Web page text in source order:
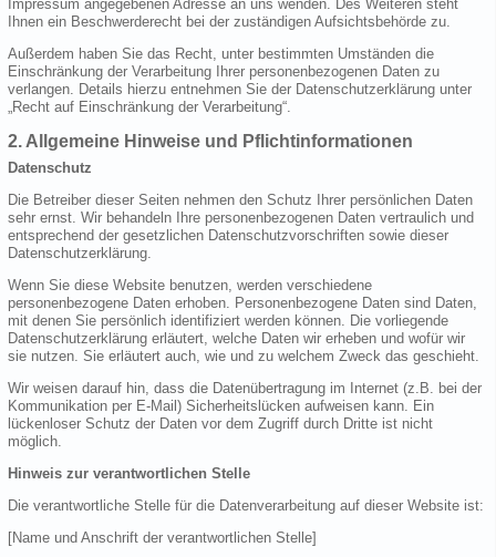
Impressum angegebenen Adresse an uns wenden. Des Weiteren steht
Ihnen ein Beschwerderecht bei der zuständigen Aufsichtsbehörde zu.
Außerdem haben Sie das Recht, unter bestimmten Umständen die
Einschränkung der Verarbeitung Ihrer personenbezogenen Daten zu
verlangen. Details hierzu entnehmen Sie der Datenschutzerklärung unter
„Recht auf Einschränkung der Verarbeitung“.
2. Allgemeine Hinweise und Pflichtinformationen
Datenschutz
Die Betreiber dieser Seiten nehmen den Schutz Ihrer persönlichen Daten
sehr ernst. Wir behandeln Ihre personenbezogenen Daten vertraulich und
entsprechend der gesetzlichen Datenschutzvorschriften sowie dieser
Datenschutzerklärung.
Wenn Sie diese Website benutzen, werden verschiedene
personenbezogene Daten erhoben. Personenbezogene Daten sind Daten,
mit denen Sie persönlich identifiziert werden können. Die vorliegende
Datenschutzerklärung erläutert, welche Daten wir erheben und wofür wir
sie nutzen. Sie erläutert auch, wie und zu welchem Zweck das geschieht.
Wir weisen darauf hin, dass die Datenübertragung im Internet (z.B. bei der
Kommunikation per E-Mail) Sicherheitslücken aufweisen kann. Ein
lückenloser Schutz der Daten vor dem Zugriff durch Dritte ist nicht
möglich.
Hinweis zur verantwortlichen Stelle
Die verantwortliche Stelle für die Datenverarbeitung auf dieser Website ist:
[Name und Anschrift der verantwortlichen Stelle]